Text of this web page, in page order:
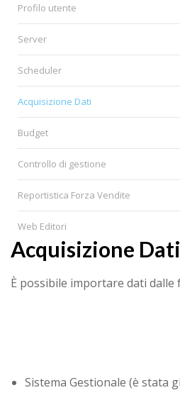
Profilo utente
Server
Scheduler
Acquisizione Dati
Budget
Controllo di gestione
Reportistica Forza Vendite
Web Editori
Acquisizione Dati
È possibile importare dati
Sistema Gestionale (è stata